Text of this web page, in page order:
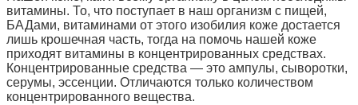
витамины. То, что поступает в наш организм с пищей,
БАДами, витаминами от этого изобилия коже достается
лишь крошечная часть, тогда на помочь нашей коже
приходят витамины в концентрированных средствах.
Концентрированные средства — это ампулы, сыворотки,
серумы, эссенции. Отличаются только количеством
концентрированного вещества.